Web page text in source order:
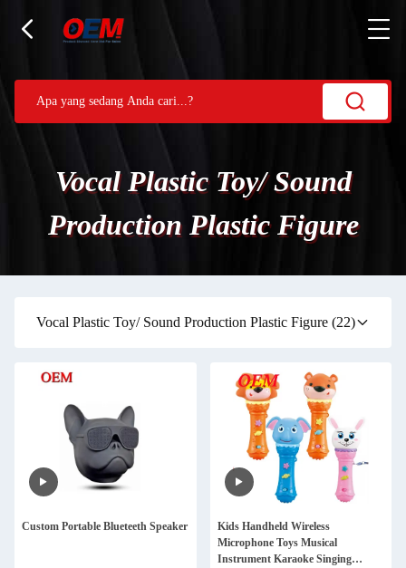
Vocal Plastic Toy/ Sound
Production Plastic Figure
Vocal Plastic Toy/ Sound Production Plastic Figure (22)
Custom Portable Blueteeth Speaker
Kids Handheld Wireless
Microphone Toys Musical
Instrument Karaoke Singing